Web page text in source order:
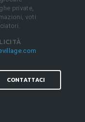
private,
voti
CONTATTACI